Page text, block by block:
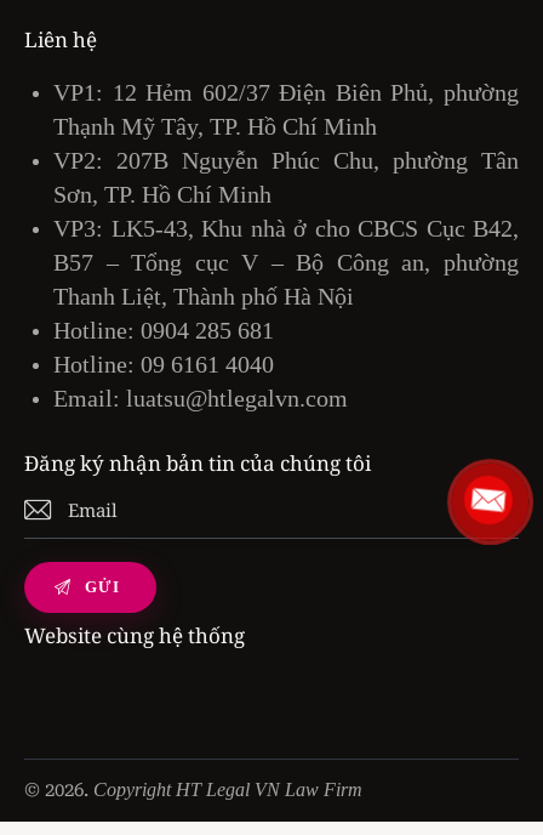
Liên hệ
VP1: 12 Hẻm 602/37 Điện Biên Phủ, phường
Thạnh Mỹ Tây, TP. Hồ Chí Minh
VP2: 207B Nguyễn Phúc Chu, phường Tân
Sơn, TP. Hồ Chí Minh
VP3: LK5-43, Khu nhà ở cho CBCS Cục B42,
B57 – Tổng cục V – Bộ Công an, phường
Thanh Liệt, Thành phố Hà Nội
Hotline: 0904 285 681
Hotline: 09 6161 4040
Email: luatsu@htlegalvn.com
Đăng ký nhận bản tin của chúng tôi
Website cùng hệ thống
© 2026. Copyright HT Legal VN Law Firm